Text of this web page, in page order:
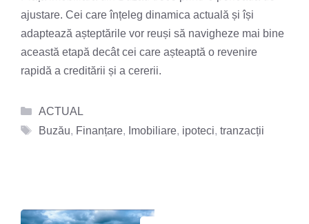
ajustare. Cei care înțeleg dinamica actuală și își
adaptează așteptările vor reuși să navigheze mai bine
această etapă decât cei care așteaptă o revenire
rapidă a creditării și a cererii.
Categorii
ACTUAL
Etichete
Buzău, Finanțare, Imobiliare, ipoteci, tranzacții